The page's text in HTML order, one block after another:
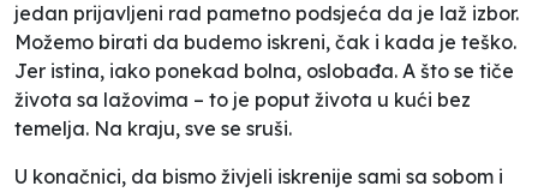
jedan prijavljeni rad pametno podsjeća da je laž izbor.
Možemo birati da budemo iskreni, čak i kada je teško.
Jer istina, iako ponekad bolna, oslobađa. A što se tiče
života sa lažovima – to je poput života u kući bez
temelja. Na kraju, sve se sruši.
U konačnici, da bismo živjeli iskrenije sami sa sobom i